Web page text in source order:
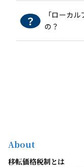
「ローカ
の？
About
移転価格税制とは